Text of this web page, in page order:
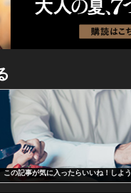
この記事が気に入ったらいいね！しよう